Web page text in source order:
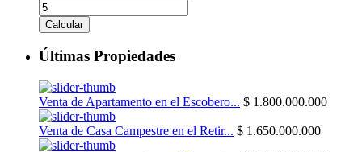
Calcular
Últimas Propiedades
Venta de Apartamento en el Escobero... $ 1.800.000.000
Venta de Casa Campestre en el Retir... $ 1.650.000.000